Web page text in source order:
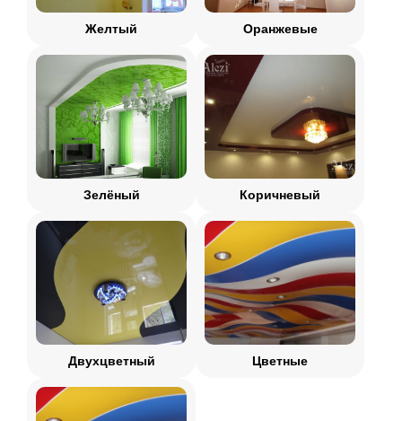
Желтый Оранжевые
Зелёный Коричневый
Двухцветный Цветные